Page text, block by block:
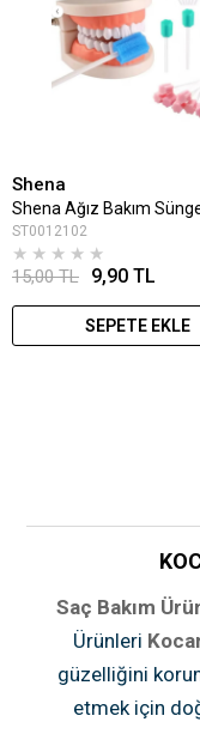
Shena
Shena Ağız Bakım
ST0012102
★ ★ ★ ★ ★
9,90 TL
15,00 TL
SEPETE EKLE
Saç Bakım
Ürünleri
güzelliğini
etmek için